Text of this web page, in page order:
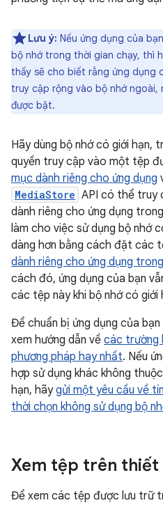
Lưu ý: Nếu ứng dụng của
bộ nhớ trong thời gian chạy, thì
thấy sẽ cho biết rằng ứng dụng
truy cập rộng vào bộ nhớ ngoài,
được bật.
Hãy dùng bộ nhớ có giới hạn,
quyền truy cập vào một tệp
mục dành riêng cho ứng dụng
MediaStore API có thể truy
dành riêng cho ứng dụng
làm cho việc sử dụng bộ nhớ
dàng hơn bằng cách đặt các
dành riêng cho ứng dụng
cách đó, ứng dụng của bạn
các tệp này khi bộ nhớ có giới
Để chuẩn bị ứng dụng của
xem hướng dẫn về các trường
phương pháp hay nhất. Nếu
hợp sử dụng khác không
hạn, hãygửi một yêu cầu về
thời chọn không sử dụng bộ
Xem tệp trên thiết
Để xem các tệp được lưu trữ